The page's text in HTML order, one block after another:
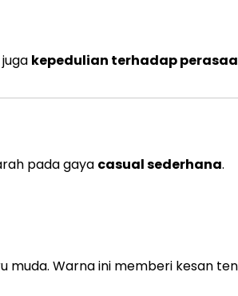
kepedulian terhadap
pada gaya casual sederhana.
muda. Warna ini memberi kesan